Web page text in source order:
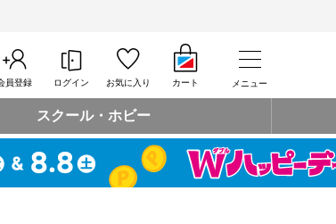
員登録 ログイン お気に入り カート メニュー
スクール・ホビー